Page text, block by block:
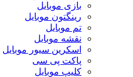
بازی موبایل
رینگتون موبایل
تم موبایل
نقشه موبایل
اسکرین سیور موبایل
پاکت پی سی
کلیپ موبایل